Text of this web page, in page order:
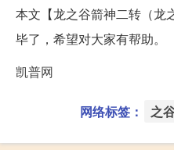
本文【龙之谷箭神二转（龙
毕了，希望对大家有帮助。
凯普网
网络标签： 之